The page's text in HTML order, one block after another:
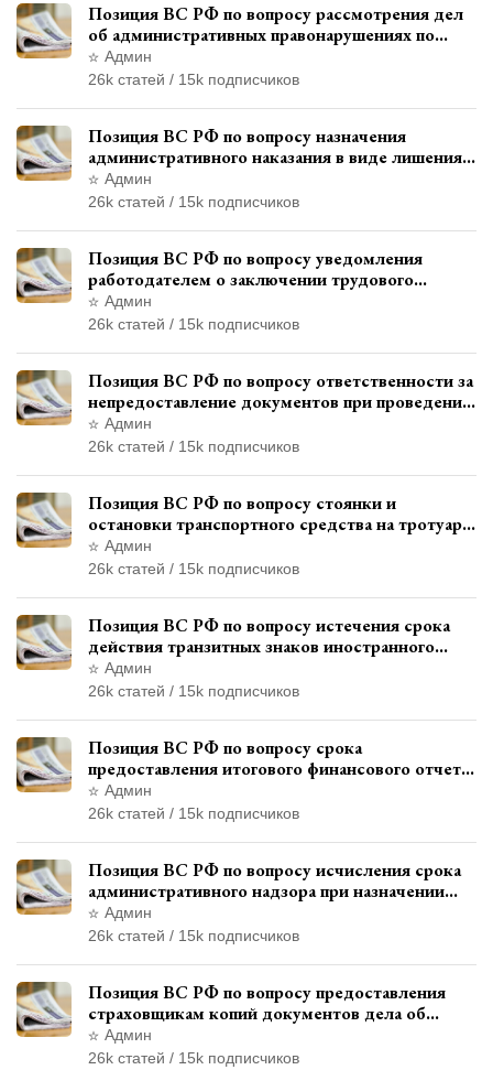
Позиция ВС РФ по вопросу рассмотрения дел
об административных правонарушениях по
месту жительства и сроков давности
привлечения к ответственности
Админ
26k статей / 15k подписчиков
Позиция ВС РФ по вопросу назначения
административного наказания в виде лишения
права управления транспортными средствами
Админ
26k статей / 15k подписчиков
Позиция ВС РФ по вопросу уведомления
работодателем о заключении трудового
договора с бывшим государственным
служащим
Админ
26k статей / 15k подписчиков
Позиция ВС РФ по вопросу ответственности за
непредоставление документов при проведении
контроля и надзора
Админ
26k статей / 15k подписчиков
Позиция ВС РФ по вопросу стоянки и
остановки транспортного средства на тротуаре
и квалификации административного
правонарушения
Админ
26k статей / 15k подписчиков
Позиция ВС РФ по вопросу истечения срока
действия транзитных знаков иностранного
государства и отсутствия состава
административного правонарушения
Админ
26k статей / 15k подписчиков
Позиция ВС РФ по вопросу срока
предоставления итогового финансового отчета
кандидатом в соответствии с
законодательством о выборах
Админ
26k статей / 15k подписчиков
Позиция ВС РФ по вопросу исчисления срока
административного надзора при назначении
дополнительного наказания, отличного от
ограничения свободы
Админ
26k статей / 15k подписчиков
Позиция ВС РФ по вопросу предоставления
страховщикам копий документов дела об
административном правонарушении для
автотехнической экспертизы
Админ
26k статей / 15k подписчиков